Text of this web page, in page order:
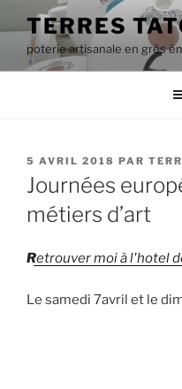
au
contenu
principal
TERRES
poterie artisanale en grès
PUBLIÉ
LE
5 AVRIL 2018 PAR
Journées
métiers d’art
Retrouver moi à l'hotel
Le samedi 7avril et le